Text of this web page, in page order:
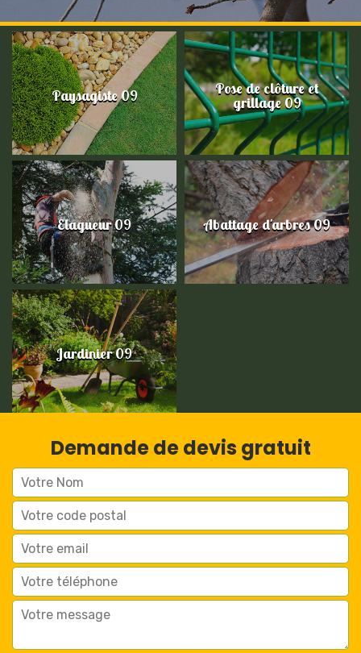
Paysagiste 09 Pose de clôture et
grillage 09
Elagueur 09 Abattage d'arbres 09
Jardinier 09
Demande de devis gratuit